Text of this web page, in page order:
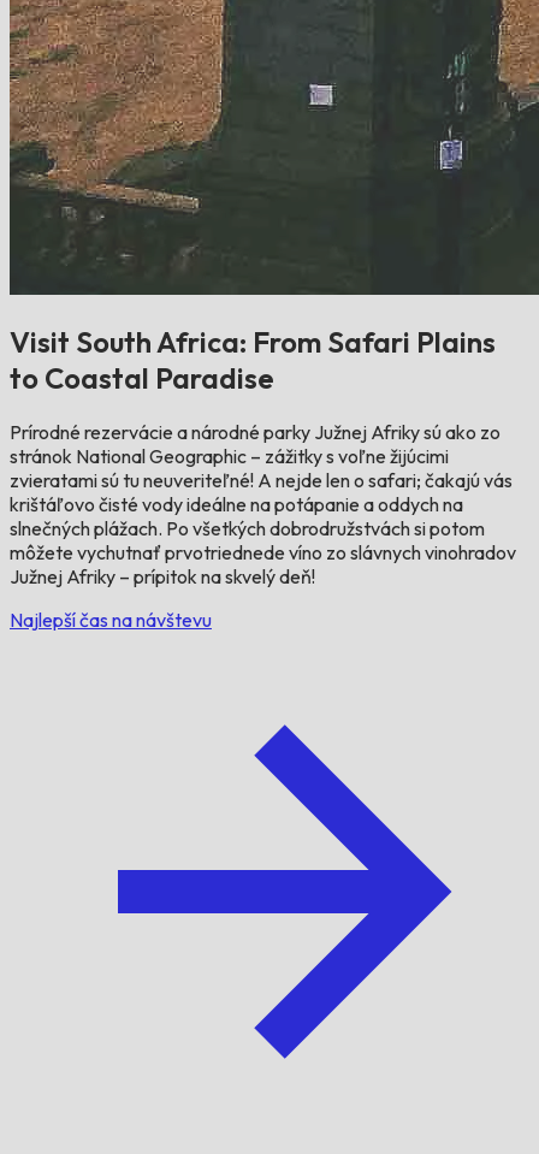
Visit South Africa: From Safari Plains
to Coastal Paradise
Prírodné rezervácie a národné parky Južnej Afriky sú ako zo
stránok National Geographic – zážitky s voľne žijúcimi
zvieratami sú tu neuveriteľné! A nejde len o safari; čakajú vás
krištáľovo čisté vody ideálne na potápanie a oddych na
slnečných plážach. Po všetkých dobrodružstvách si potom
môžete vychutnať prvotriednede víno zo slávnych vinohradov
Južnej Afriky – prípitok na skvelý deň!
Najlepší čas na návštevu